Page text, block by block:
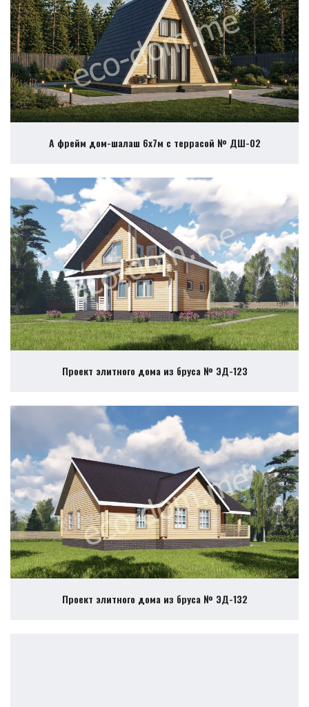
А фрейм дом-шалаш 6х7м с террасой № ДШ-02
Проект элитного дома из бруса № ЭД-123
Проект элитного дома из бруса № ЭД-132